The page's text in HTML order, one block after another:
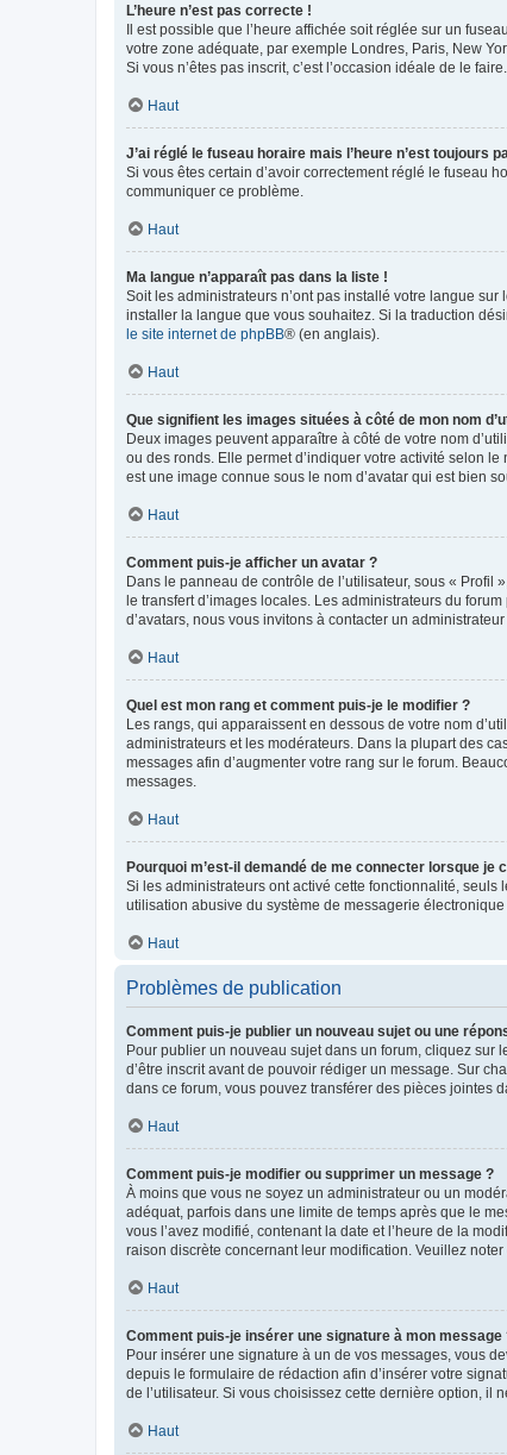
L’heure n’est pas correcte !
Il est possible que l’heure affichée soit réglée sur un
votre zone adéquate, par exemple Londres, Paris, New
Si vous n’êtes pas inscrit, c’est l’occasion idéale de le faire.
Haut
J’ai réglé le fuseau horaire mais l’heure n’est toujours
Si vous êtes certain d’avoir correctement réglé le fuseau
communiquer ce problème.
Haut
Ma langue n’apparaît pas dans la liste !
Soit les administrateurs n’ont pas installé votre langue
installer la langue que vous souhaitez. Si la traduction
le site internet de phpBB® (en anglais).
Haut
Que signifient les images situées à côté de mon nom
Deux images peuvent apparaître à côté de votre nom
ou des ronds. Elle permet d’indiquer votre activité selon
est une image connue sous le nom d’avatar qui est bien
Haut
Comment puis-je afficher un avatar ?
Dans le panneau de contrôle de l’utilisateur, sous « Profil
le transfert d’images locales. Les administrateurs du
d’avatars, nous vous invitons à contacter un administrateur
Haut
Quel est mon rang et comment puis-je le modifier ?
Les rangs, qui apparaissent en dessous de votre nom
administrateurs et les modérateurs. Dans la plupart des
messages afin d’augmenter votre rang sur le forum.
messages.
Haut
Pourquoi m’est-il demandé de me connecter lorsque
Si les administrateurs ont activé cette fonctionnalité,
utilisation abusive du système de messagerie
Haut
Problèmes de publication
Comment puis-je publier un nouveau sujet ou une
Pour publier un nouveau sujet dans un forum, cliquez sur
d’être inscrit avant de pouvoir rédiger un message. Sur
dans ce forum, vous pouvez transférer des pièces jointes
Haut
Comment puis-je modifier ou supprimer un message ?
À moins que vous ne soyez un administrateur ou un
adéquat, parfois dans une limite de temps après que le
vous l’avez modifié, contenant la date et l’heure de la
raison discrète concernant leur modification. Veuillez
Haut
Comment puis-je insérer une signature à mon message
Pour insérer une signature à un de vos messages, vous
depuis le formulaire de rédaction afin d’insérer votre
de l’utilisateur. Si vous choisissez cette dernière option, il
Haut